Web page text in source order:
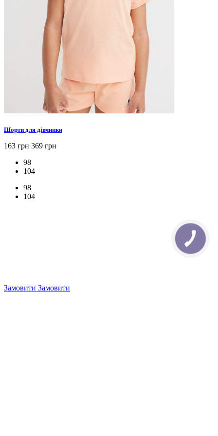
Шорти для дівчинки
163 грн 369 грн
98
104
98
104
Замовити Замовити